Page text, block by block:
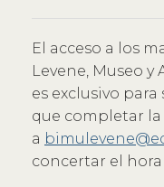
El acceso a los
Levene, Museo y
es exclusivo
que completar la
a
concertar el